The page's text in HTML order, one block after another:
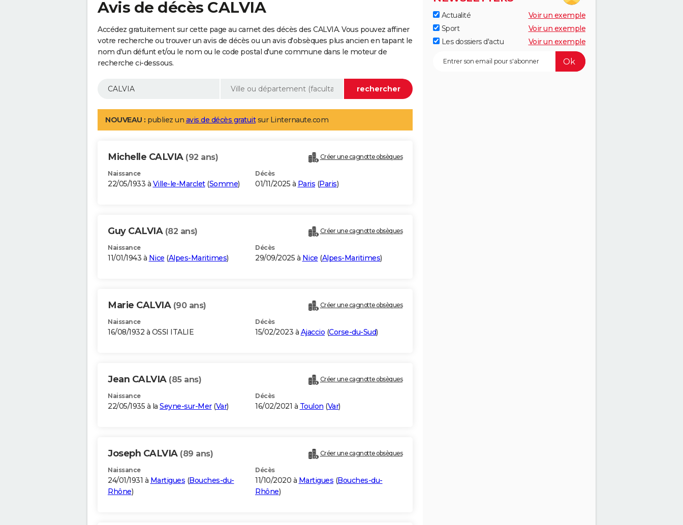
Avis de décès CALVIA
Accédez gratuitement sur cette page au carnet des décès des CALVIA. Vous pouvez affiner
votre recherche ou trouver un avis de décès ou un avis d'obsèques plus ancien en tapant le
nom d'un défunt et/ou le nom ou le code postal d'une commune dans le moteur de
recherche ci-dessous.
NOUVEAU : publiez un avis de décès gratuitsur Linternaute.com
Michelle CALVIA (92 ans) Créer une cagnotte obsèques
Naissance
22/05/1933 à Ville-le-Marclet(Somme)
Décès
01/11/2025 à Paris (Paris)
Guy CALVIA (82 ans) Créer une cagnotte obsèques
Naissance
11/01/1943 à Nice (Alpes-Maritimes)
Décès
29/09/2025 à Nice (Alpes-Maritimes)
Marie CALVIA (90 ans) Créer une cagnotte obsèques
Naissance
16/08/1932 à OSSI ITALIE
Décès
15/02/2023 à Ajaccio (Corse-du-Sud)
Jean CALVIA (85 ans) Créer une cagnotte obsèques
Naissance
22/05/1935 à la Seyne-sur-Mer(Var)
Décès
16/02/2021 à Toulon (Var)
Joseph CALVIA (89 ans) Créer une cagnotte obsèques
Naissance
24/01/1931 à Martigues (Bouches-du-
Rhône)
Décès
11/10/2020 à Martigues (Bouches-du-
Rhône)
Actualité
Voir un exemple
Sport
Voir un exemple
Les dossiers d'actu
Voir un exemple